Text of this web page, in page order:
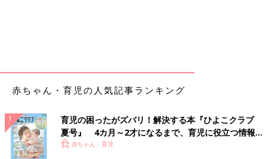
赤ちゃん・育児の人気記事ランキング
育児の困ったがズバリ！解決する本『ひよこクラブ
夏号』 4カ月～2才になるまで、育児に役立つ情報が
いっぱい！
赤ちゃん・育児